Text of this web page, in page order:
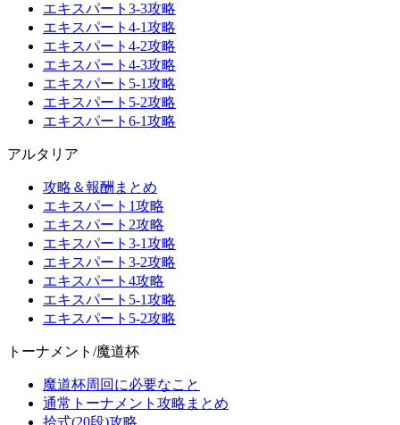
エキスパート3-3攻略
エキスパート4-1攻略
エキスパート4-2攻略
エキスパート4-3攻略
エキスパート5-1攻略
エキスパート5-2攻略
エキスパート6-1攻略
アルタリア
攻略＆報酬まとめ
エキスパート1攻略
エキスパート2攻略
エキスパート3-1攻略
エキスパート3-2攻略
エキスパート4攻略
エキスパート5-1攻略
エキスパート5-2攻略
トーナメント/魔道杯
魔道杯周回に必要なこと
通常トーナメント攻略まとめ
拾式(20段)攻略